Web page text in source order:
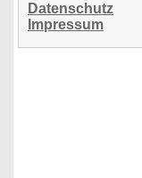
Datenschutz
Impressum